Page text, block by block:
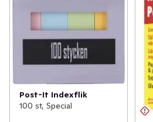
Post-It Indexflik
100 st, Special